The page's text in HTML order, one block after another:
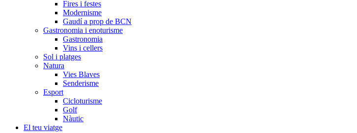
Fires i festes
Modernisme
Gaudí a prop de BCN
Gastronomia i enoturisme
Gastronomia
Vins i cellers
Sol i platges
Natura
Vies Blaves
Senderisme
Esport
Cicloturisme
Golf
Nàutic
El teu viatge